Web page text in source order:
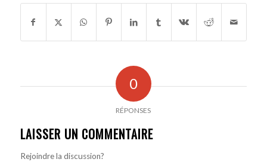
0
RÉPONSES
LAISSER UN COMMENTAIRE
Rejoindre la discussion?